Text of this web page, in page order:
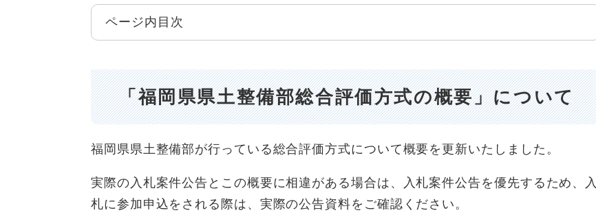
ページ内目次
「福岡県県土整備部総合評価方式の概要」について
福岡県県土整備部が行っている総合評価方式について概要を更新いたしました。
実際の入札案件公告とこの概要に相違がある場合は、入札案件公告を優先するため、入
札に参加申込をされる際は、実際の公告資料をご確認ください。